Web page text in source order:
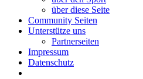
über diese Seite
Community Seiten
Unterstütze uns
Partnerseiten
Impressum
Datenschutz